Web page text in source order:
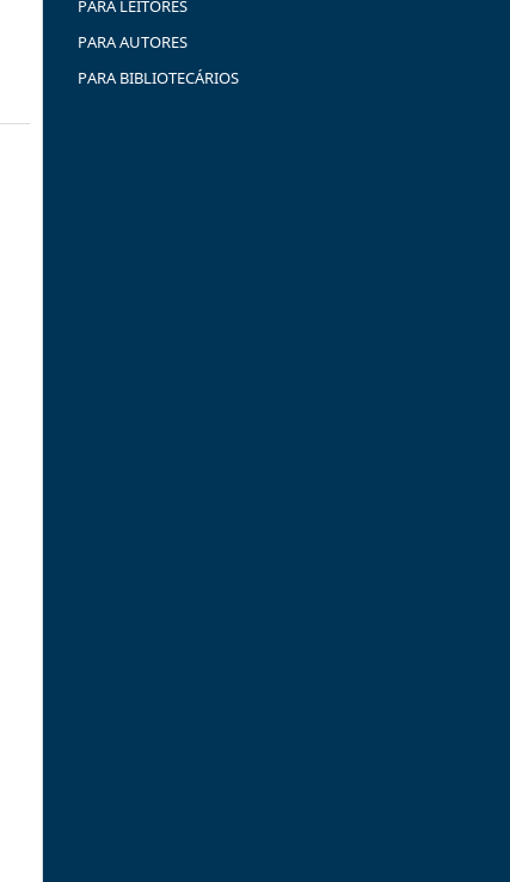
PARA LEITORES
PARA AUTORES
PARA BIBLIOTECÁRIOS